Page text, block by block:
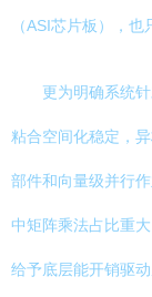
（ASI芯片板），也
更为明确系统
粘合空间化稳定，
部件和向量级并行
中矩阵乘法占比重
给予底层能开销驱